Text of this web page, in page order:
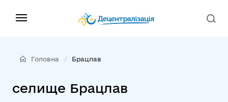
Головна Брацлав
селище Брацлав